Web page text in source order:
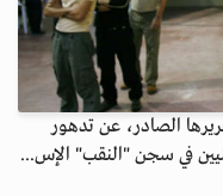
الصادر، عن تدهور
في سجن "النقب" الإس...